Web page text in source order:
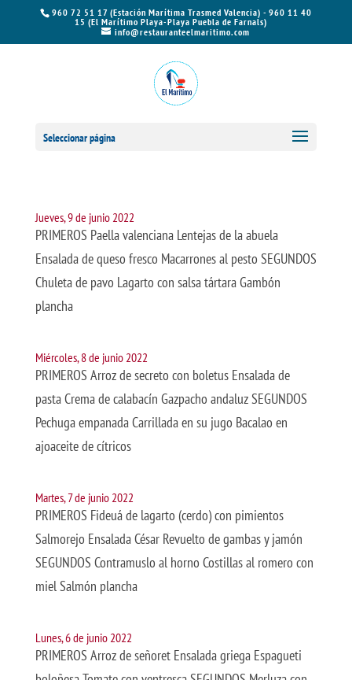
960 72 51 17 (Estación Marítima Trasmed Valencia) - 960 11 40
15 (El Marítimo Playa-Playa Puebla de Farnals)
info@restauranteelmaritimo.com
Seleccionar página
Jueves, 9 de junio 2022
PRIMEROS Paella valenciana Lentejas de la abuela
Ensalada de queso fresco Macarrones al pesto SEGUNDOS
Chuleta de pavo Lagarto con salsa tártara Gambón
plancha
Miércoles, 8 de junio 2022
PRIMEROS Arroz de secreto con boletus Ensalada de
pasta Crema de calabacín Gazpacho andaluz SEGUNDOS
Pechuga empanada Carrillada en su jugo Bacalao en
ajoaceite de cítricos
Martes, 7 de junio 2022
PRIMEROS Fideuá de lagarto (cerdo) con pimientos
Salmorejo Ensalada César Revuelto de gambas y jamón
SEGUNDOS Contramuslo al horno Costillas al romero con
miel Salmón plancha
Lunes, 6 de junio 2022
PRIMEROS Arroz de señoret Ensalada griega Espagueti